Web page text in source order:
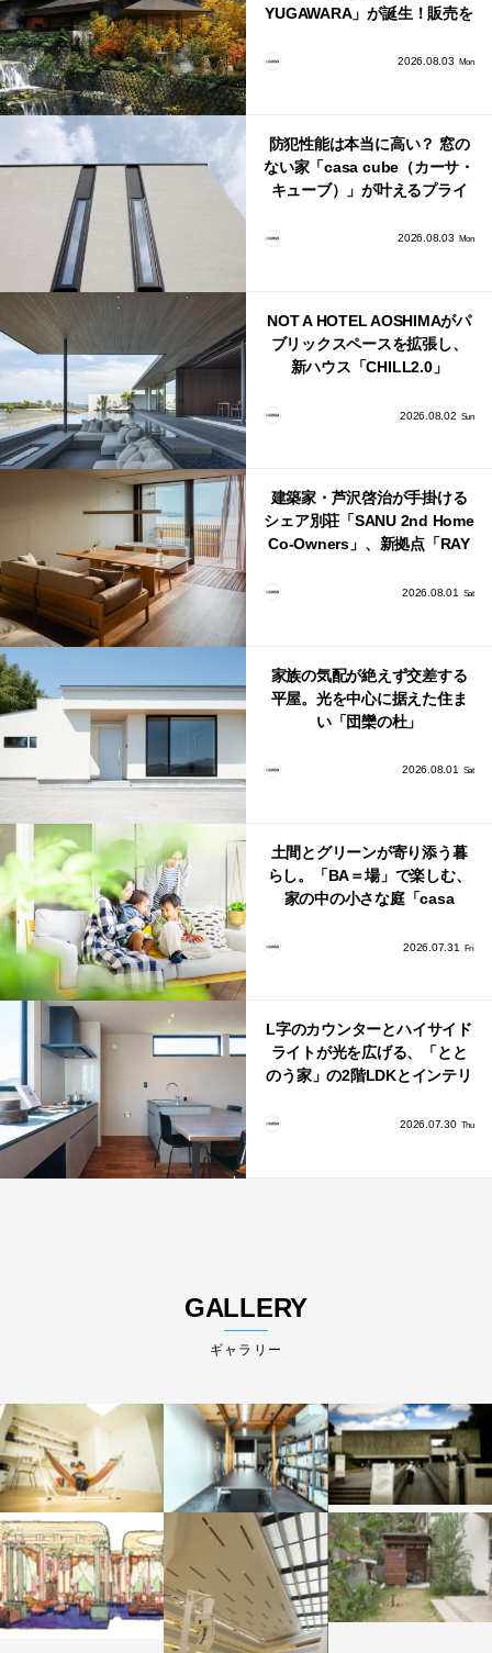
YUGAWARA」が誕生！販売を
2026.08.03 Mon
防犯性能は本当に高い？ 窓の
ない家「casa cube（カーサ・
キューブ）」が叶えるプライ
2026.08.03 Mon
NOT A HOTEL AOSHIMAがパ
ブリックスペースを拡張し、
新ハウス「CHILL2.0」
2026.08.02 Sun
建築家・芦沢啓治が手掛ける
シェア別荘「SANU 2nd Home
Co-Owners」、新拠点「RAY
2026.08.01 Sat
家族の気配が絶えず交差する
平屋。光を中心に据えた住ま
い「団欒の杜」
2026.08.01 Sat
土間とグリーンが寄り添う暮
らし。「BA＝場」で楽しむ、
家の中の小さな庭「casa
2026.07.31 Fri
L字のカウンターとハイサイド
ライトが光を広げる、「とと
のう家」の2階LDKとインテリ
2026.07.30 Thu
GALLERY
ギャラリー